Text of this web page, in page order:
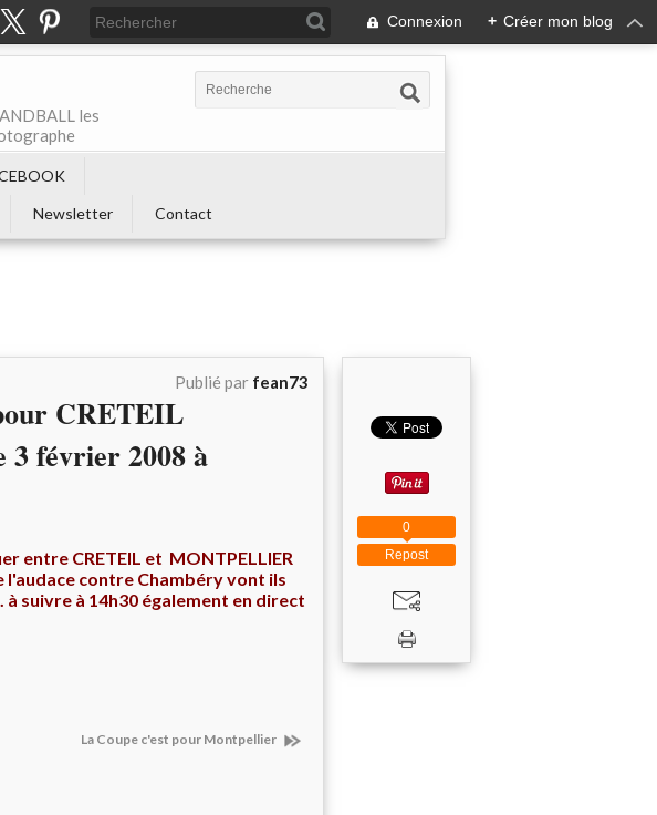
Connexion + Créer mon blog
les
Newsletter Contact
Publié par fean73
CRETEIL
février 2008 à
entre CRETEIL et MONTPELLIER
l'audace contre Chambéry vont ils
suivre à 14h30 également en direct
La Coupe c'est pour Montpellier
Repost
0